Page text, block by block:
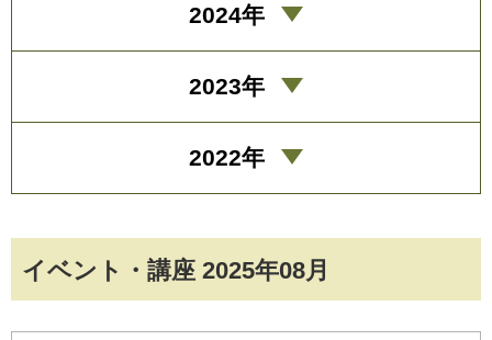
イベント・講座 2025年08月
2024年
2023年
2022年